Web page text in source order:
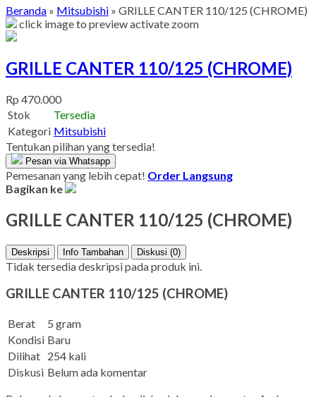
Beranda » Mitsubishi » GRILLE CANTER 110/125 (CHROME)
click image to previewactivate zoom
GRILLE CANTER 110/125 (CHROME)
Rp 470.000
Stok
Tersedia
Kategori Mitsubishi
Tentukan pilihan yang tersedia!
Pesan via Whatsapp
Pemesanan yang lebih cepat! Order Langsung
Bagikan ke
GRILLE CANTER 110/125 (CHROME)
Deskripsi Info Tambahan Diskusi (0)
Tidak tersedia deskripsi pada produk ini.
GRILLE CANTER 110/125 (CHROME)
Berat
5 gram
Kondisi Baru
Dilihat 254 kali
Diskusi Belum ada komentar